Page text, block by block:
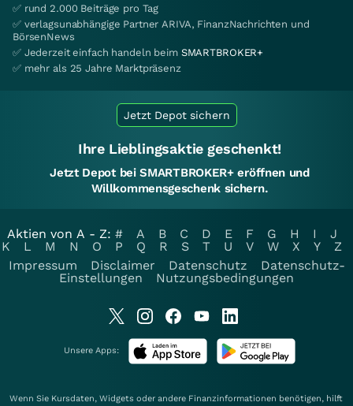
✅ rund 2.000 Beiträge pro Tag
✅ verlagsunabhängige Partner ARIVA, FinanzNachrichten und
BörsenNews
✅ Jederzeit einfach handeln beim SMARTBROKER+
✅ mehr als 25 Jahre Marktpräsenz
Jetzt Depot sichern
Ihre Lieblingsaktie geschenkt!
Jetzt Depot bei SMARTBROKER+ eröffnen und
Willkommensgeschenk sichern.
Aktien von A - Z: # A B C D E F G H I
J
K
L M N O P Q R S T U V W X Y
Z
Impressum
Disclaimer Datenschutz
Datenschutz-
Einstellungen
Nutzungsbedingungen
Unsere Apps:
Wenn Sie Kursdaten, Widgets oder andere Finanzinformationen benötigen, hilft